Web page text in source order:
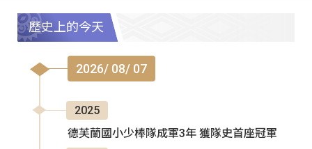
歷史上的今天
2026/ 08/ 07
2025
德芙蘭國小少棒隊成軍3年 獲隊史首座冠軍